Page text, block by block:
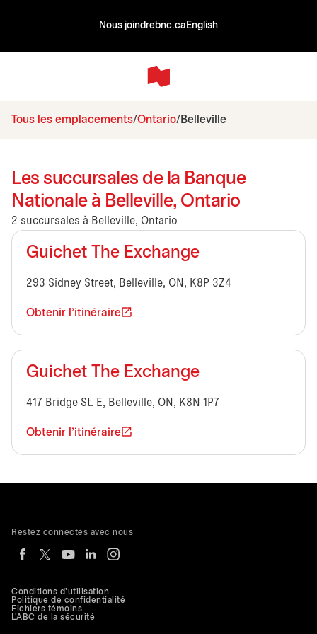
Nous joindrebnc.ca English
Tous les emplacements Ontario Belleville
Les succursales de la Banque
Nationale à Belleville, Ontario
2 succursales à Belleville, Ontario
Guichet The Exchange
293 Sidney Street, Belleville, ON, K8P 3Z4
Obtenir l'itinéraire
Guichet The Exchange
417 Bridge St. E, Belleville, ON, K8N 1P7
Obtenir l'itinéraire
Conditions d'utilisation
Politique de confidentialité
Fichiers témoins
L'ABC de la sécurité
Restez connectés avec nous